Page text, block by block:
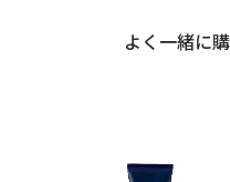
よく一緒に